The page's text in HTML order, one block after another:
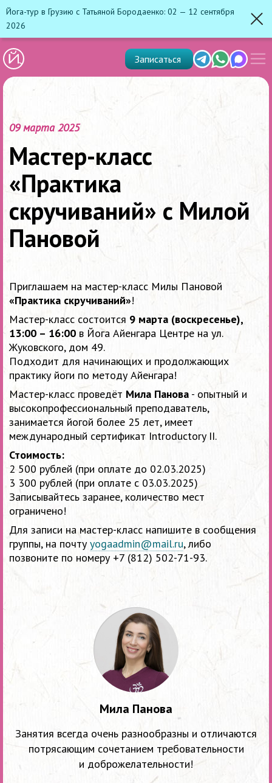
Йога-тур в Грузию с Татьяной Бородаенко: 02 — 12 сентября
2026
TelegramWhats'app
Max
Записаться
меню
09 марта 2025
Мастер-класс
«Практика
скручиваний» с Милой
Пановой
Приглашаем на мастер-класс Милы Пановой
«Практика скручиваний»!
Мастер-класс состоится 9 марта (воскресенье),
13:00 – 16:00 в Йога Айенгара Центре на ул.
Жуковского, дом 49.
Подходит для начинающих и продолжающих
практику йоги по методу Айенгара!
Мастер-класс проведёт Мила Панова - опытный и
высокопрофессиональный преподаватель,
занимается йогой более 25 лет, имеет
международный сертификат Introductory II.
Стоимость:
2 500 рублей (при оплате до 02.03.2025)
3 300 рублей (при оплате с 03.03.2025)
Записывайтесь заранее, количество мест
ограничено!
Для записи на мастер-класс напишите в сообщения
группы, на почту yogaadmin@mail.ru, либо
позвоните по номеру +7 (812) 502-71-93.
Мила Панова
Занятия всегда очень разнообразны и отличаются
потрясающим сочетанием требовательности
и доброжелательности!